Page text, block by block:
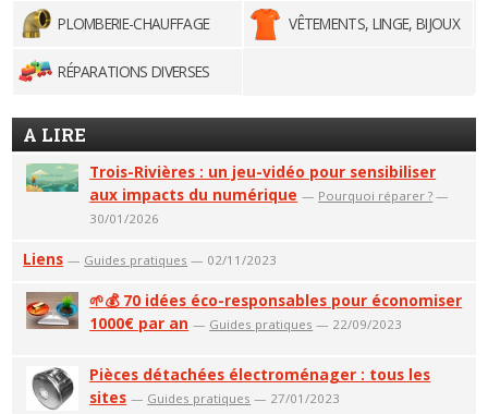
PLOMBERIE-CHAUFFAGE VÊTEMENTS, LINGE, BIJOUX
RÉPARATIONS DIVERSES
A LIRE
Trois-Rivières : un jeu-vidéo pour sensibiliser
aux impacts du numérique — Pourquoi réparer ? —
30/01/2026
Liens — Guides pratiques — 02/11/2023
🌱💰 70 idées éco-responsables pour économiser
1000€ par an — Guides pratiques — 22/09/2023
Pièces détachées électroménager : tous les
sites — Guides pratiques — 27/01/2023